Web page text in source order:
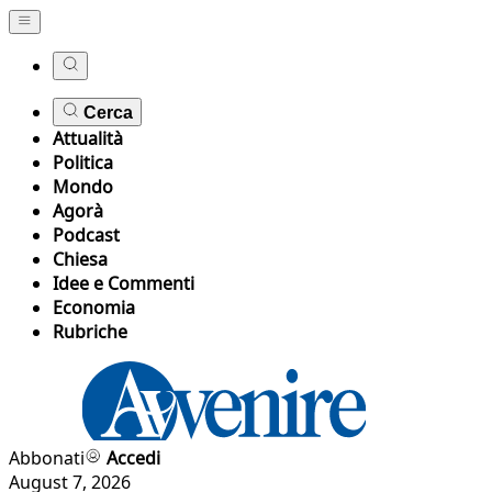
Cerca
Attualità
Politica
Mondo
Agorà
Podcast
Chiesa
Idee e Commenti
Economia
Rubriche
Abbonati
Accedi
August 7, 2026